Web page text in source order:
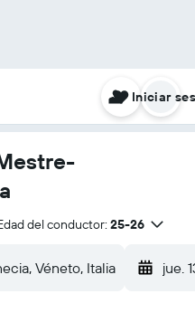
Iniciar
del conductor: 25-26
Véneto, Italia jue.